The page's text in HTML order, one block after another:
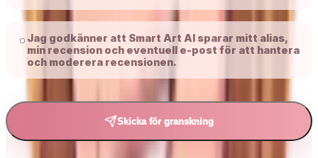
Jag godkänner att Smart Art AI sparar mitt alias,
min recension och eventuell e-post för att hantera
och moderera recensionen.
Skicka för granskning